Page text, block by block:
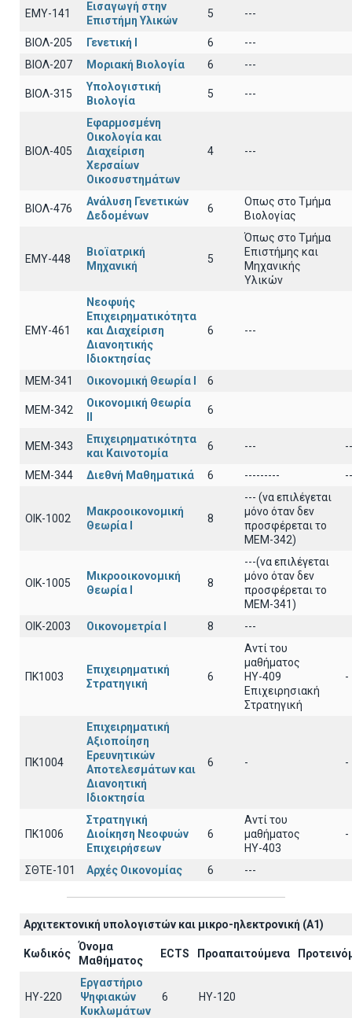
EΜY-141
Εισαγωγή στην
Επιστήμη Υλικών
5 ---
ΒΙΟΛ-205 Γενετική Ι 6
---
ΒΙΟΛ-207
Μοριακή Βιολογία 6 ---
ΒΙΟΛ-315
Υπολογιστική
Βιολογία
5 ---
ΒΙΟΛ-405
Εφαρμοσμένη
Οικολογία και
Διαχείριση
Χερσαίων
Οικοσυστημάτων
4 ---
ΒΙΟΛ-476
Ανάλυση Γενετικών
Δεδομένων
6
Οπως στο Τμήμα
Βιολογίας
ΕΜΥ-448
Βιοϊατρική
Μηχανική
5
Όπως στο Τμήμα
Επιστήμης και
Μηχανικής
Υλικών
ΕΜΥ-461
Νεοφυής
Επιχειρηματικότητα
και Διαχείριση
Διανοητικής
Ιδιοκτησίας
6 ---
ΜΕΜ-341 Οικονομική Θεωρία Ι 6
ΜΕΜ-342
Οικονομική Θεωρία
6
ΜΕΜ-343
Επιχειρηματικότητα
και Καινοτομία
6 ---
ΜΕΜ-344 Διεθνή Μαθηματικά 6 ---------
ΟΙΚ-1002
Μακροοικονομική
Θεωρία Ι
8
--- (να επιλέγεται
μόνο όταν δεν
προσφέρεται το
ΜΕΜ-342)
ΟΙΚ-1005
Μικροοικονομική
Θεωρία Ι
8
---(να επιλέγεται
μόνο όταν δεν
προσφέρεται το
ΜΕΜ-341)
ΟΙΚ-2003
Οικονομετρία Ι 8 ---
ΠΚ1003
Επιχειρηματική
Στρατηγική
6
Αντί του
μαθήματος
ΗΥ-409
Επιχειρησιακή
Στρατηγική
-
ΠΚ1004
Επιχειρηματική
Αξιοποίηση
Ερευνητικών
Αποτελεσμάτων και
Διανοητική
Ιδιοκτησία
6 - -
ΠΚ1006
Στρατηγική
Διοίκηση Νεοφυών
Επιχειρήσεων
6
Αντί του
μαθήματος
ΗΥ-403
-
ΣΘΤΕ-101 Αρχές Οικονομίας 6 ---
Αρχιτεκτoνική υπολογιστών και μικρο-ηλεκτρονική (A1)
Κωδικός
Όνομα
Μαθήματος
ECTS Προαπαιτούμενα
ΗΥ-220
Εργαστήριο
Ψηφιακών
Κυκλωμάτων
6 HY-120